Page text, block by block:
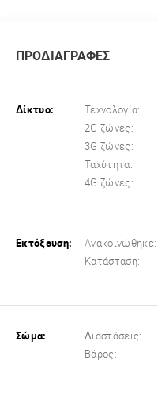
ΠΡΟΔΙΑΓΡΑΦΕΣ
Δίκτυο: Τεχνολογία:
2G ζώνες:
3G ζώνες:
Ταχύτητα:
4G ζώνες:
Εκτόξευση: Ανακοινώθηκε:
Κατάσταση:
Σώμα: Διαστάσεις:
Βάρος: